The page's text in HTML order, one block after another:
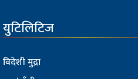
युटिलिटिज
विदेशी मुद्रा